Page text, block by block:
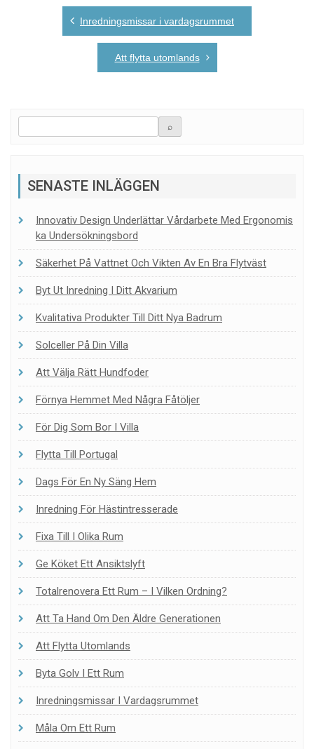
Inläggsnavigering
Inredningsmissar i vardagsrummet
Att flytta utomlands
SENASTE INLÄGGEN
Innovativ Design Underlättar Vårdarbete Med Ergonomis
Ka Undersökningsbord
Säkerhet På Vattnet Och Vikten Av En Bra Flytväst
Byt Ut Inredning I Ditt Akvarium
Kvalitativa Produkter Till Ditt Nya Badrum
Solceller På Din Villa
Att Välja Rätt Hundfoder
Förnya Hemmet Med Några Fåtöljer
För Dig Som Bor I Villa
Flytta Till Portugal
Dags För En Ny Säng Hem
Inredning För Hästintresserade
Fixa Till I Olika Rum
Ge Köket Ett Ansiktslyft
Totalrenovera Ett Rum – I Vilken Ordning?
Att Ta Hand Om Den Äldre Generationen
Att Flytta Utomlands
Byta Golv I Ett Rum
Inredningsmissar I Vardagsrummet
Måla Om Ett Rum